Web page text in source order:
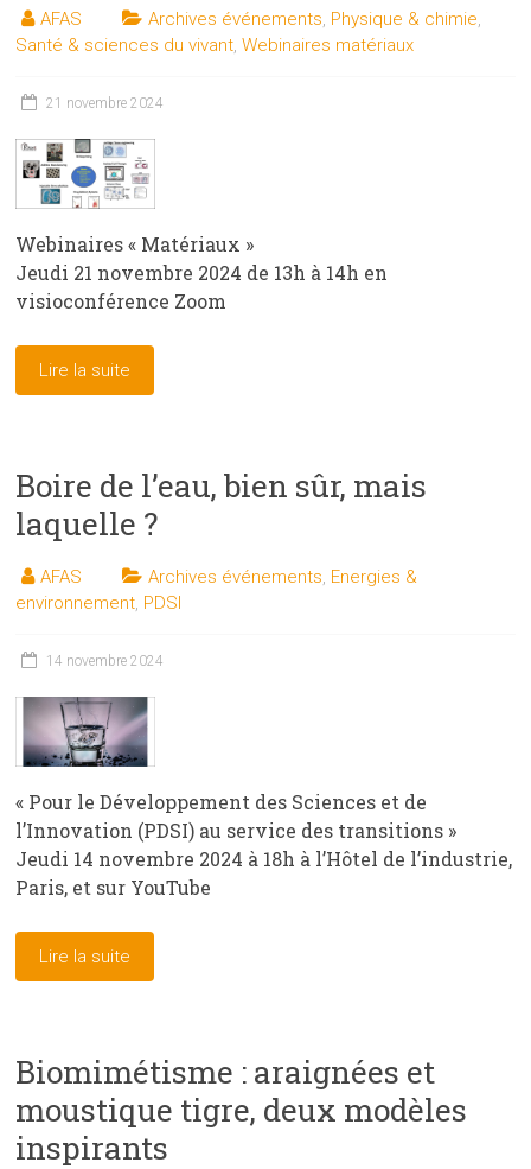
AFAS Archives événements, Physique & chimie,
Santé & sciences du vivant,Webinaires matériaux
21 novembre 2024
Webinaires « Matériaux »
Jeudi 21 novembre 2024 de 13h à 14h en
visioconférence Zoom
Lire la suite
Boire de l’eau, bien sûr, mais
laquelle ?
AFAS Archives événements, Energies &
environnement, PDSI
14 novembre 2024
« Pour le Développement des Sciences et de
l’Innovation (PDSI) au service des transitions »
Jeudi 14 novembre 2024 à 18h à l’Hôtel de l’industrie,
Paris, et sur YouTube
Lire la suite
Biomimétisme : araignées et
moustique tigre, deux modèles
inspirants